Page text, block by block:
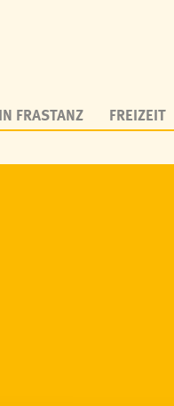
FRASTANZ FREIZEIT